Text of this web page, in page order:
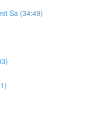
Sa (34:49)